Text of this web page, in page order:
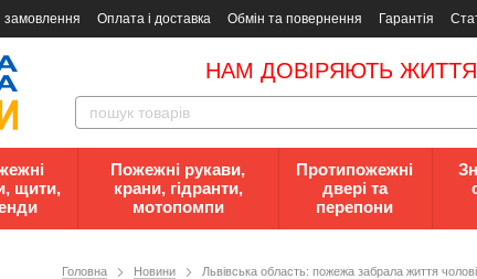
замовлення Оплата і доставка Обмін та повернення Гарантія
з пожежної безпеки
НАМ ДОВІРЯЮТЬ
щити,
Пожежні рукави,
крани, гідранти,
мотопомпи
Протипожежні
двері та
перепони
Головна Новини Львівська область: пожежа забрала життя